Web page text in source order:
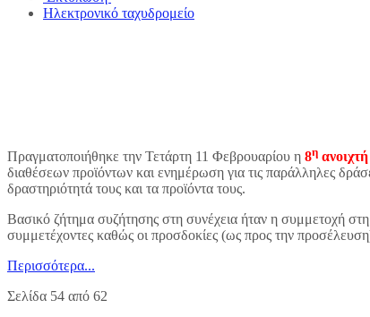
Ηλεκτρονικό ταχυδρομείο
Πραγματοποιήθηκε την Τετάρτη 11 Φεβρουαρίου η 8η
διαθέσεων προϊόντων και ενημέρωση για τις παράλληλες
δραστηριότητά τους και τα προϊόντα τους.
Βασικό ζήτημα συζήτησης στη συνέχεια ήταν η συμμετοχή
συμμετέχοντες καθώς οι προσδοκίες (ως προς την
Περισσότερα...
Σελίδα 54 από 62